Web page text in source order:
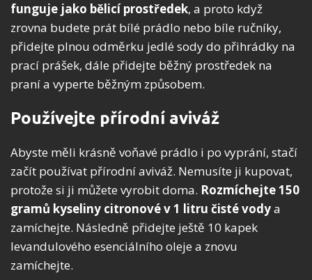
funguje jako bělicí prostředek, a proto když
zrovna budete prát bílé prádlo nebo bíle ručníky,
přidejte plnou odměrku jedlé sody do přihrádky na
prací prášek, dále přidejte běžný prostředek na
praní a vyperte běžným způsobem.
Používejte přírodní aviváž
Abyste měli krásně voňavé prádlo i po vyprání, stačí
začít používat přírodní aviváž. Nemusíte ji kupovat,
protože si ji můžete vyrobit doma. Rozmíchejte 150
gramů kyseliny citronové v 1 litru čisté vodya
zamíchejte. Následně přidejte ještě 10 kapek
levandulového esenciálního oleje a znovu
zamíchejte.